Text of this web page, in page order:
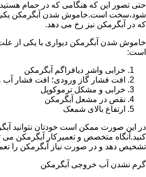
حتی تصور این که هنگامی که در حمام
شود،سخت است.خاموش شدن آبگرمکن
که در آبگرمکن نیز رخ می دهد.
خاموش شدن آبگرمکن دیواری با یکی از
است:
خرابی واشر دیافراگم آبگرمکن
افت فشار گاز ورودی؛ افت فشار آب
خرابی و مشکل ترموکوپل
نقص در مشعل آبگرمکن
ارتفاع بالای شمعک
در این صورت ممکن است خودتان نتوانید
کنید.آنگاه متخصص و تعمیرکار آبگرمکن می
تشخیص دهد و در صورت نیاز آبگرمکن را
گرم نشدن آب خروجی آبگرمکن